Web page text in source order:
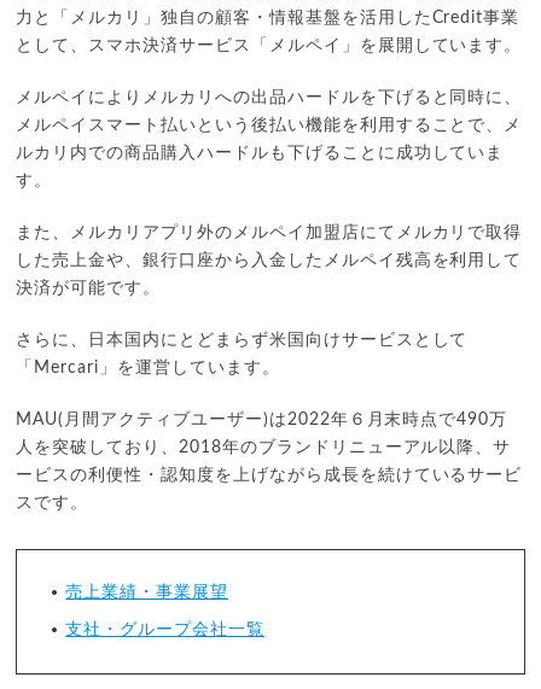
力と「メルカリ」独自の顧客・情報基盤を活用したCredit事業
として、スマホ決済サービス「メルペイ」を展開しています。
メルペイによりメルカリへの出品ハードルを下げると同時に、
メルペイスマート払いという後払い機能を利用することで、メ
ルカリ内での商品購入ハードルも下げることに成功していま
す。
また、メルカリアプリ外のメルペイ加盟店にてメルカリで取得
した売上金や、銀行口座から入金したメルペイ残高を利用して
決済が可能です。
さらに、日本国内にとどまらず米国向けサービスとして
「Mercari」を運営しています。
MAU(月間アクティブユーザー)は2022年６月末時点で490万
人を突破しており、2018年のブランドリニューアル以降、サ
ービスの利便性・認知度を上げながら成長を続けているサービ
スです。
売上業績・事業展望
支社・グループ会社一覧